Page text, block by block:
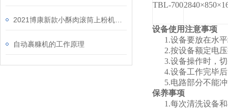
自动裹糠机的工作原理
TBL-7002840
设备使用注意事项
1.设备要放在水
2.按设备额定电
3.设备操作时，
4.设备工作完毕
5.电路部分不能
保养事项
1.每次清洗设备